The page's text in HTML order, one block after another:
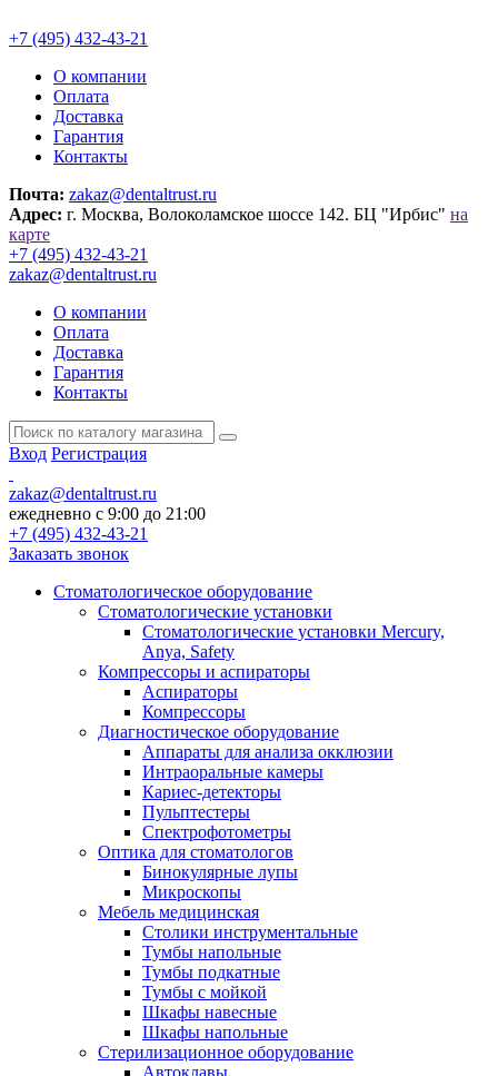
+7 (495) 432-43-21
О компании
Оплата
Доставка
Гарантия
Контакты
Почта: zakaz@dentaltrust.ru
Адрес: г. Москва, Волоколамское шоссе 142. БЦ "Ирбис" на
карте
+7 (495) 432-43-21
zakaz@dentaltrust.ru
О компании
Оплата
Доставка
Гарантия
Контакты
Вход Регистрация
zakaz@dentaltrust.ru
ежедневно с 9:00 до 21:00
+7 (495) 432-43-21
Заказать звонок
Стоматологическое оборудование
Стоматологические установки
Стоматологические установки Mercury,
Anya, Safety
Компрессоры и аспираторы
Аспираторы
Компрессоры
Диагностическое оборудование
Аппараты для анализа окклюзии
Интраоральные камеры
Кариес-детекторы
Пульптестеры
Спектрофотометры
Оптика для стоматологов
Бинокулярные лупы
Микроскопы
Мебель медицинская
Столики инструментальные
Тумбы напольные
Тумбы подкатные
Тумбы с мойкой
Шкафы навесные
Шкафы напольные
Стерилизационное оборудование
Автоклавы